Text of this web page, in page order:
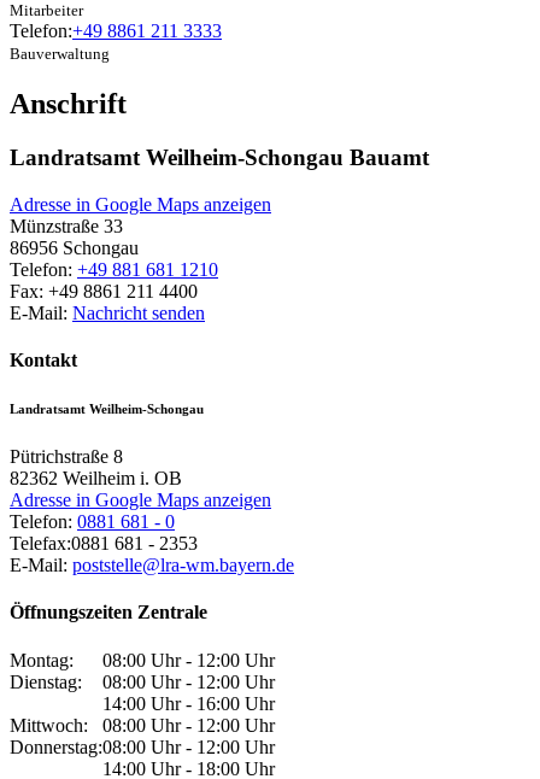
Mitarbeiter
Telefon:+49 8861 211 3333
Bauverwaltung
Anschrift
Landratsamt Weilheim-Schongau Bauamt
Adresse in Google Maps anzeigen
Münzstraße 33
86956 Schongau
Telefon: +49 881 681 1210
Fax: +49 8861 211 4400
E-Mail: Nachricht senden
Kontakt
Landratsamt Weilheim-Schongau
Pütrichstraße 8
82362 Weilheim i. OB
Adresse in Google Maps anzeigen
Telefon: 0881 681 - 0
Telefax:0881 681 - 2353
E-Mail: poststelle@lra-wm.bayern.de
Öffnungszeiten Zentrale
Montag:
08:00 Uhr - 12:00 Uhr
Dienstag:
08:00 Uhr - 12:00 Uhr
14:00 Uhr - 16:00 Uhr
Mittwoch:
08:00 Uhr - 12:00 Uhr
Donnerstag:08:00 Uhr - 12:00 Uhr
14:00 Uhr - 18:00 Uhr